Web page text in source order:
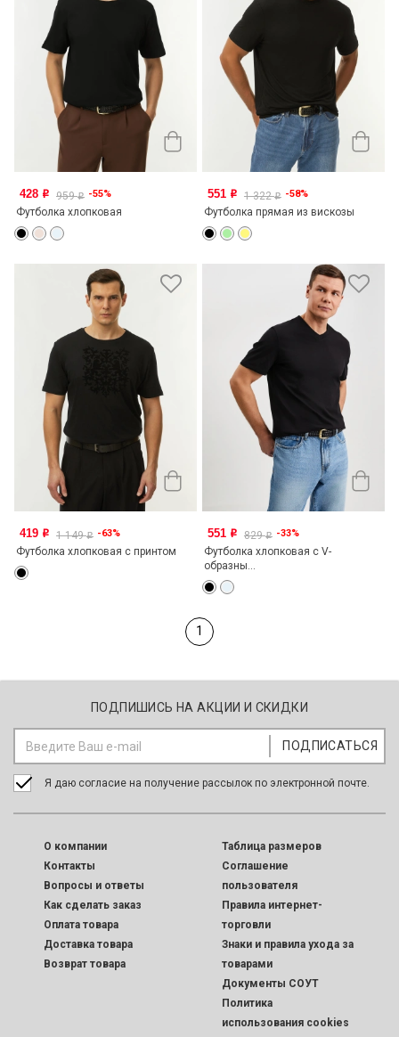
428 o 959o -55%
Футболка хлопковая
551 o 1 322o -58%
Футболка прямая из вискозы
419 o 1 149o -63%
Футболка хлопковая с принтом
551 o 829o -33%
Футболка хлопковая с V-
образны...
1
ПОДПИШИСЬ НА АКЦИИ И СКИДКИ
Я даю согласие на получение рассылок по электронной почте.
O компании
Контакты
Вопросы и ответы
Как сделать заказ
Оплата товара
Доставка товара
Возврат товара
Таблица размеров
Соглашение
пользователя
Правила интернет-
торговли
Знаки и правила ухода за
товарами
Документы СОУТ
Политика
использования cookies